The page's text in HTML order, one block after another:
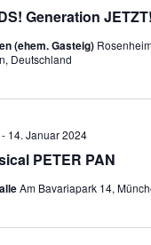
Generation JETZT!
(ehem. Gasteig)
Deutschland
PETER PAN
14. Januar 2024
Am Bavariapark 14,